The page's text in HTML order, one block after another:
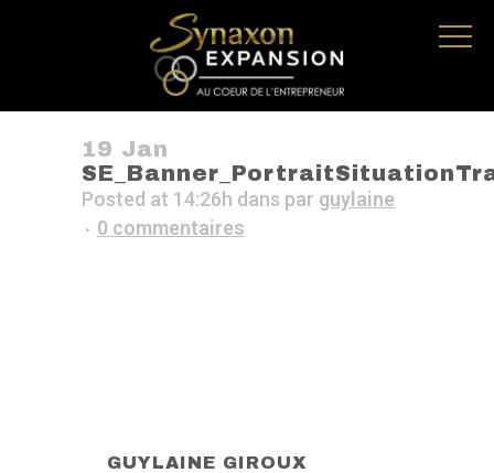
19 Jan
Posted at 14:26h dans par guylaine
0 commentaires
GUYLAINE GIROUX